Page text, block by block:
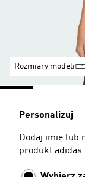
Rozmiary modeli
Personalizuj
Dodaj imię lub
produkt adidas